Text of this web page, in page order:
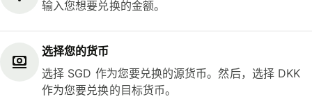
输入您想要兑换的金额。
选择您的货币
选择 SGD 作为您要兑换的源货币。然后，选择 DKK
作为您要兑换的目标货币。